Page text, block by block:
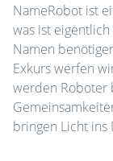
NameRobot ist
was ist
Namen
Exkurs werfen
werden Roboter
bringen Licht